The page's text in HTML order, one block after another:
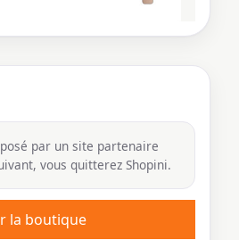
par un site partenaire
vous quitterez Shopini.
la boutique